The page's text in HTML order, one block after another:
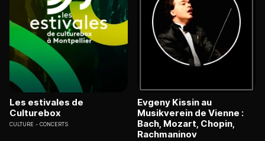
Les estivales de
Culturebox
CULTURE CONCERTS
Evgeny Kissin au
Musikverein de Vienne :
Bach, Mozart, Chopin,
Rachmaninov